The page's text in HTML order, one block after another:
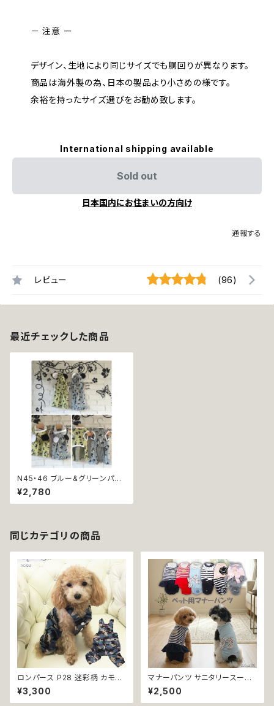
－ 注意 ー
デザイン、生地により同じサイズでも胴回りが異なります。
商品は海外製の為、日本の製品より小さめの様です。
余裕を持ったサイズ選びをお勧め致します。
International shipping available
Sold out
日本国内にお住まいの方向け
通報する
レビュー (96)
最近チェックした商品
N45・46 ブルー&グリーンパン
ダ柄ワンピース 犬 服
¥2,780
同じカテゴリの商品
ロンパース P28 迷彩柄 カモフ
ラ おしゃれ アーミー 小型犬 犬
猫 ペット 服 犬服 猫服 犬の服
¥3,300
マナーパンツ サニタリースーツ
B57 B58 B59 B60 B61 B62
つなぎタイプ パンツ ドッグ ウェ
¥2,500